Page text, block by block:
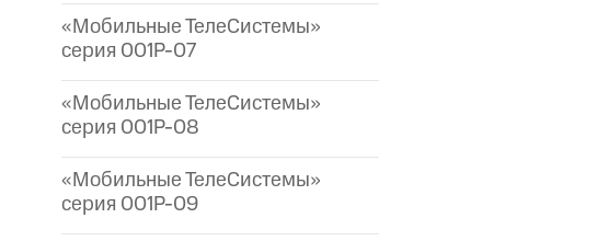
«Мобильные ТелеСистемы»
серия 001P-07
«Мобильные ТелеСистемы»
серия 001P-08
«Мобильные ТелеСистемы»
серия 001P-09